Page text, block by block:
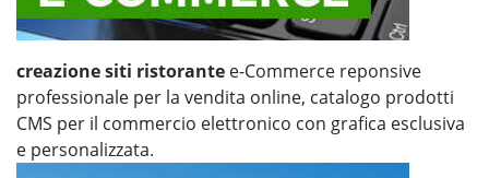
creazione siti ristorante e-Commerce reponsive
professionale per la vendita online, catalogo prodotti
CMS per il commercio elettronico con grafica esclusiva
e personalizzata.